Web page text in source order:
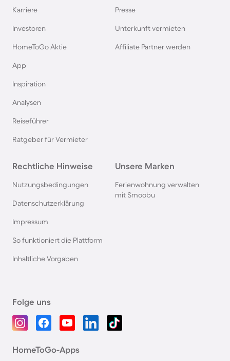
Karriere
Investoren
HomeToGo Aktie
App
Inspiration
Analysen
Reiseführer
Ratgeber für Vermieter
Presse
Unterkunft vermieten
Affiliate Partner werden
Rechtliche Hinweise
Nutzungsbedingungen
Datenschutzerklärung
Impressum
So funktioniert die Plattform
Inhaltliche Vorgaben
Unsere Marken
Ferienwohnung verwalten
mit Smoobu
Folge uns
HomeToGo-Apps